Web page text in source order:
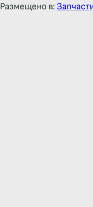
Размещено в: